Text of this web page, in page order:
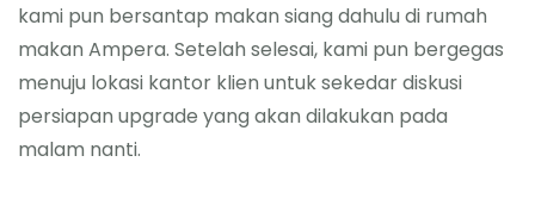
kami pun bersantap makan siang dahulu di rumah
makan Ampera. Setelah selesai, kami pun bergegas
menuju lokasi kantor klien untuk sekedar diskusi
persiapan upgrade yang akan dilakukan pada
malam nanti.